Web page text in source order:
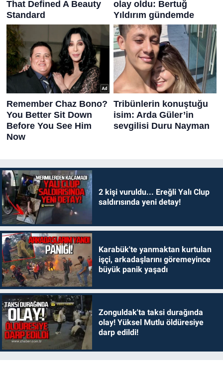
2 kişi vuruldu... Ereğli Yalı Clup
saldırısında yeni detay!
Karabük'te yanmaktan kurtulan
işçi, arkadaşlarını göremeyince
büyük panik yaşadı
Zonguldak'ta taksi durağında
olay! Yüksel Mutlu öldüresiye
darp edildi!